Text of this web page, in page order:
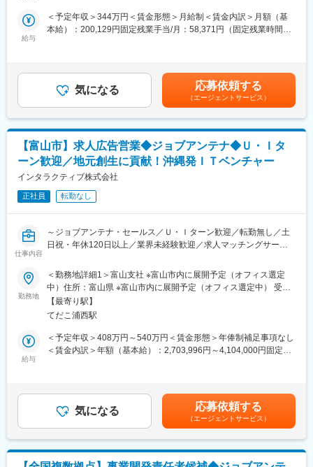
■採用背景
■この仕事の魅力
・「売る接客」ではなく、人生の選択を支える提案
・内勤・反響型（来店対応中心）
・1組あたり約2時間、じっくりお客様と向き合える接客スタイル
・その場限りではなく、検討～決断まで継続的にサポート
・個人ノルマなし／チームで支える接客体制
・満足度97.2％／累計利用者47万件以上の実績あるサービス
■働き方
得実績ほぼ100％／復帰率100％
・時短勤務制度あり（小学校6年生まで利用可）
■業務概要
注文住宅・新築マンションの購入を検討されているお客様に対
し、中立な立場で住宅購入のご相談・整理・ご提案を行う仕事で
「売る営業」ではなく、お客様の状況・価値観・将来像を丁寧に
整理し、最適な住宅会社との出会いをサポートします。
住宅購入の目的・希望条件・ご予算の整理
住宅購入の進め方のご案内
お客様に合ったハウスメーカー・工務店・新築マンション会社の
＜クライアント対応＞
煙対策：屋内全面禁煙変更の範囲：会社の定める事業所
給与
＜予定年収＞344万円＜賃金形態＞月給制＜賃金内訳＞月額（基
本給）：200,129円固定残業手当/月：58,371円（固定残業時間35
／入社8年目／月給44万3419円×12か月+賞与463万円／入社5年
目／月給32万7960円×12か月+賞与344万円／入社1年目／月給25
万8500円×12か月+賞与賃金はあくまでも目安の金額であり、選考
を通じて上下する可能性があります。月給(月額)は固定手当を含め
た表記です。
気になる 応募依頼する
（エージェントサービス）
【富山市】求人広告営業◆ジョブアンテナ◆Ｕ・Ｉタ
ーン歓迎／地元創生に貢献！沖縄発ＩＴベンチャー
インタラクティブ株式会社
正社員 転勤なし
仕事内容
～ジョブアンテナ・セールス／Ｕ・Ｉターン歓迎／転勤無し／土
日祝・年休120日以上／業界未経験歓迎／求人マッチングサービ
◎～
■ポジション概要
沖縄最大級の求人マッチングサービス「ジョブアンテナ」の拡大
を担う法人営業職です。顧客企業の採用課題に向き合い、媒体提
案だけでなく採用コンサルティングまで幅広く支援いただきま
す。
■業務内容：
・マーケットシェアを広げるための新規取引企業の開拓
・その他、人事組織・採用領域での課題解決に関わる業務
勤務地
＜勤務地詳細1＞富山支社 ※富山市内に展開予定（オフィス選定
中）住所：富山県 ※富山市内に展開予定（オフィス選定中） 受動
喫煙対策：敷地内喫煙可能場所あり＜勤務地詳細2＞本社住所：沖
縄県宜野湾市大山3-11-32 受動喫煙対策：敷地内全面禁煙変更の
【最寄り駅】
てだこ浦西駅
給与
＜予定年収＞408万円～540万円＜賃金形態＞年俸制補足事項なし
＜賃金内訳＞年額（基本給）：2,703,996円～4,104,000円固定残
給与補足＞※経験・能力を考慮の上、当社規定により優遇します。
※賞与：半期に一度の表彰制度あり※昇給：年2回賃金はあくまで
も目安の金額であり、選考を通じて上下する可能性があります。
月給(月額)は固定手当を含めた表記です。
気になる 応募依頼する
（エージェントサービス）